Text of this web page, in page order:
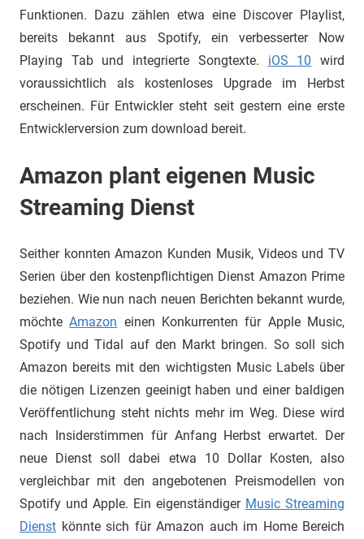
Funktionen. Dazu zählen etwa eine Discover Playlist,
bereits bekannt aus Spotify, ein verbesserter Now
Playing Tab und integrierte Songtexte. iOS 10 wird
voraussichtlich als kostenloses Upgrade im Herbst
erscheinen. Für Entwickler steht seit gestern eine erste
Entwicklerversion zum download bereit.
Amazon plant eigenen Music
Streaming Dienst
Seither konnten Amazon Kunden Musik, Videos und TV
Serien über den kostenpflichtigen Dienst Amazon Prime
beziehen. Wie nun nach neuen Berichten bekannt wurde,
möchteAmazon einen Konkurrenten für Apple Music,
Spotify und Tidal auf den Markt bringen. So soll sich
Amazon bereits mit den wichtigsten Music Labels über
die nötigen Lizenzen geeinigt haben und einer baldigen
Veröffentlichung steht nichts mehr im Weg. Diese wird
nach Insiderstimmen für Anfang Herbst erwartet. Der
neue Dienst soll dabei etwa 10 Dollar Kosten, also
vergleichbar mit den angebotenen Preismodellen von
Spotify und Apple. Ein eigenständiger Music Streaming
Dienst könnte sich für Amazon auch im Home Bereich